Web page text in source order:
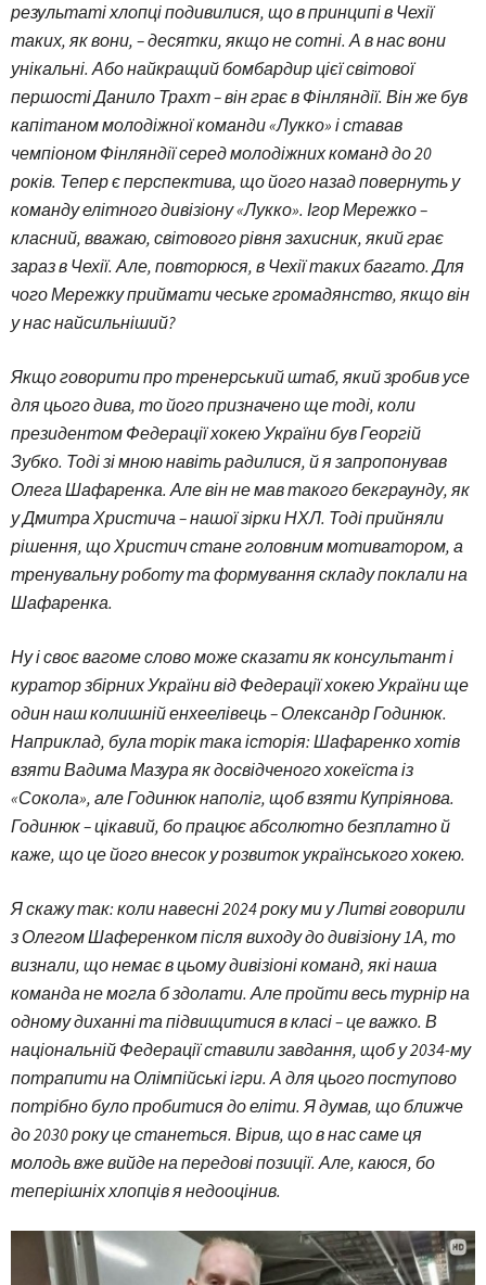
результаті хлопці подивилися, що в принципі в Чехії
таких, як вони, – десятки, якщо не сотні. А в нас вони
унікальні. Або найкращий бомбардир цієї світової
першості Данило Трахт – він грає в Фінляндії. Він же був
капітаном молодіжної команди «Лукко» і ставав
чемпіоном Фінляндії серед молодіжних команд до 20
років. Тепер є перспектива, що його назад повернуть у
команду елітного дивізіону «Лукко». Ігор Мережко –
класний, вважаю, світового рівня захисник, який грає
зараз в Чехії. Але, повторюся, в Чехії таких багато. Для
чого Мережку приймати чеське громадянство, якщо він
у нас найсильніший?
Якщо говорити про тренерський штаб, який зробив усе
для цього дива, то його призначено ще тоді, коли
президентом Федерації хокею України був Георгій
Зубко. Тоді зі мною навіть радилися, й я запропонував
Олега Шафаренка. Але він не мав такого бекграунду, як
у Дмитра Христича – нашої зірки НХЛ. Тоді прийняли
рішення, що Христич стане головним мотиватором, а
тренувальну роботу та формування складу поклали на
Шафаренка.
Ну і своє вагоме слово може сказати як консультант і
куратор збірних України від Федерації хокею України ще
один наш колишній енхеелівець – Олександр Годинюк.
Наприклад, була торік така історія: Шафаренко хотів
взяти Вадима Мазура як досвідченого хокеїста із
«Сокола», але Годинюк наполіг, щоб взяти Купріянова.
Годинюк – цікавий, бо працює абсолютно безплатно й
каже, що це його внесок у розвиток українського хокею.
Я скажу так: коли навесні 2024 року ми у Литві говорили
з Олегом Шаференком після виходу до дивізіону 1А, то
визнали, що немає в цьому дивізіоні команд, які наша
команда не могла б здолати. Але пройти весь турнір на
одному диханні та підвищитися в класі – це важко. В
національній Федерації ставили завдання, щоб у 2034-му
потрапити на Олімпійські ігри. А для цього поступово
потрібно було пробитися до еліти. Я думав, що ближче
до 2030 року це станеться. Вірив, що в нас саме ця
молодь вже вийде на передові позиції. Але, каюся, бо
теперішніх хлопців я недооцінив.